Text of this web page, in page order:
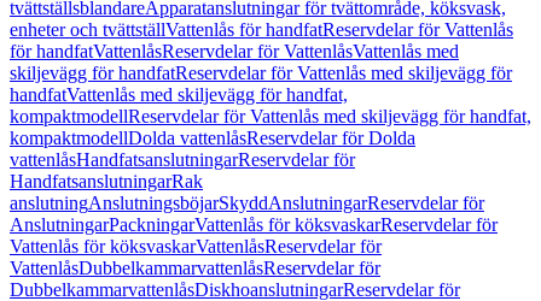
tvättställsblandareApparatanslutningar för tvättområde, köksvask,
enheter och tvättställVattenlås för handfatReservdelar för Vattenlås
för handfatVattenlåsReservdelar för VattenlåsVattenlås med
skiljevägg för handfatReservdelar för Vattenlås med skiljevägg för
handfatVattenlås med skiljevägg för handfat,
kompaktmodellReservdelar för Vattenlås med skiljevägg för handfat,
kompaktmodellDolda vattenlåsReservdelar för Dolda
vattenlåsHandfatsanslutningarReservdelar för
HandfatsanslutningarRak
anslutningAnslutningsböjarSkyddAnslutningarReservdelar för
AnslutningarPackningarVattenlås för köksvaskarReservdelar för
Vattenlås för köksvaskarVattenlåsReservdelar för
VattenlåsDubbelkammarvattenlåsReservdelar för
DubbelkammarvattenlåsDiskhoanslutningarReservdelar för